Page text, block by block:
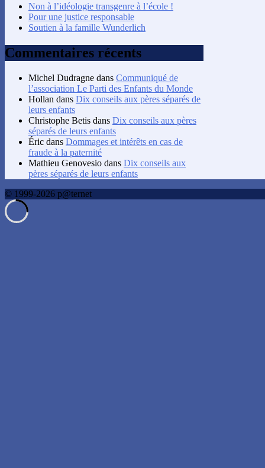
Non à l’idéologie transgenre à l’école !
Pour une justice responsable
Soutien à la famille Wunderlich
Commentaires récents
Michel Dudragne dans Communiqué de
l’association Le Parti des Enfants du Monde
Hollan dans Dix conseils aux pères séparés de
leurs enfants
Christophe Betis dans Dix conseils aux pères
séparés de leurs enfants
Éric dans Dommages et intérêts en cas de
fraude à la paternité
Mathieu Genovesio dans Dix conseils aux
pères séparés de leurs enfants
© 1999-2026 p@ternet